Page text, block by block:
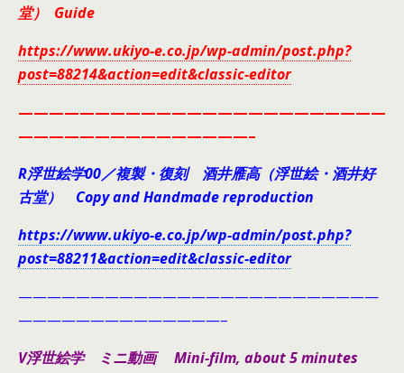
堂） Guide
https://www.ukiyo-e.co.jp/wp-admin/post.php?
post=88214&action=edit&classic-editor
————————————————————————
———————————————–
R浮世絵学00／複製・復刻 酒井雁高（浮世絵・酒井好
古堂） Copy and Handmade reproduction
https://www.ukiyo-e.co.jp/wp-admin/post.php?
post=88211&action=edit&classic-editor
—————————————————————————
——————————————–
V浮世絵学 ミニ動画 Mini-film, about 5 minutes